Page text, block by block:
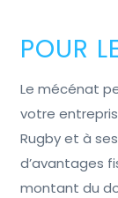
POUR
Le mécénat
votre
Rugby et à
d’avantages
montant du